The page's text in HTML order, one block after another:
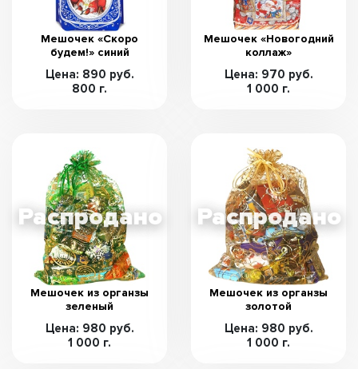
Мешочек «Скоро
будем!» синий
Цена: 890 руб.
800 г.
Мешочек «Новогодний
коллаж»
Цена: 970 руб.
1 000 г.
Мешочек из органзы
зеленый
Цена: 980 руб.
1 000 г.
Мешочек из органзы
золотой
Цена: 980 руб.
1 000 г.